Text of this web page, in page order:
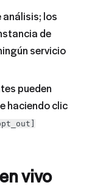
análisis; los
de
servicio
pueden
haciendo clic
vivo